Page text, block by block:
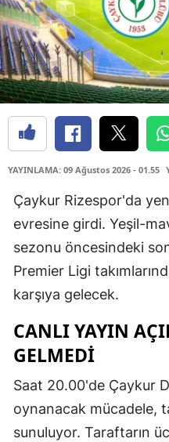
YAYINLAMA: 09 Ağustos 2026 - 01.55
Çaykur Rizespor'da
evresine girdi. Yeşil-
sezonu öncesindeki son
Premier Ligi
karşıya gelecek.
CANLI YAYIN
GELMEDİ
Saat 20.00'de Çaykur
oynanacak mücadele,
sunuluyor. Taraftarın